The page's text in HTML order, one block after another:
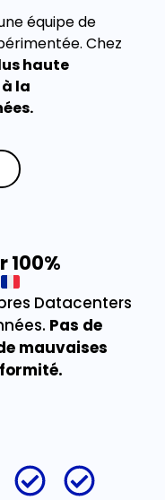
équipe de
Chez
haute
la
100%
Datacenters
Pas de
mauvaises